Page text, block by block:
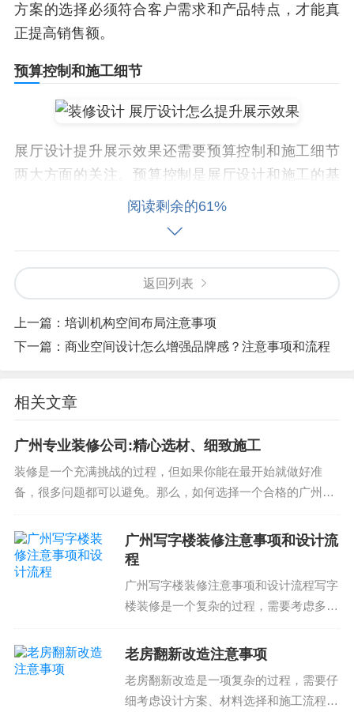
方案的选择必须符合客户需求和产品特点，才能真
正提高销售额。
预算控制和施工细节
展厅设计提升展示效果还需要预算控制和施工细节
两大方面的关注。预算控制是展厅设计和施工的基
础。首先，预算控制直接影响到展厅的成本。展厅
响。其次，施工细节的合理性也非常重要。施工细
节的合理性直接影响到展厅的展示效果。展厅设计
和施工的施工细节必须合理，才能真正提高销售
额。最后，验收细节也是非常重要的。验收细节直
节必须合理，才能真正提高销售额。
展厅设计提升展示效果的建议
在展厅设计中，对于提升展示效果有以下建议：首
主要目的是为了展示产品的优势和特点。然后，选
择合适的材料和施工流程也非常重要。材料的选择
和施工流程的合理性直接影响到展厅的展示效果。
最后，验收细节的合理性也非常重要。验收细节的
工的验收细节必须合理，才能真正提高销售额。总
的来说，展厅设计提升展示效果需要多方面的关
注，包括产品的优势、材料的选择、施工流程、验
阅读剩余的61%
返回列表
上一篇： 培训机构空间布局注意事项
下一篇： 商业空间设计怎么增强品牌感？注意事项和流程
相关文章
广州专业装修公司:精心选材、细致施工
装修是一个充满挑战的过程，但如果你能在最开始就做好准
备，很多问题都可以避免。那么，如何选择一个合格的广州装
广州装修公司，需要有专业的施工人员、完善...
广州写字楼装修注意事项和设计流
程
广州写字楼装修注意事项和设计流程写字
楼装修是一个复杂的过程，需要考虑多个
作为一项投资，写字楼装修需要谨慎地规
化的回报。设计注意事...
老房翻新改造注意事项
老房翻新改造是一项复杂的过程，需要仔
细考虑设计方案、材料选择和施工流程。